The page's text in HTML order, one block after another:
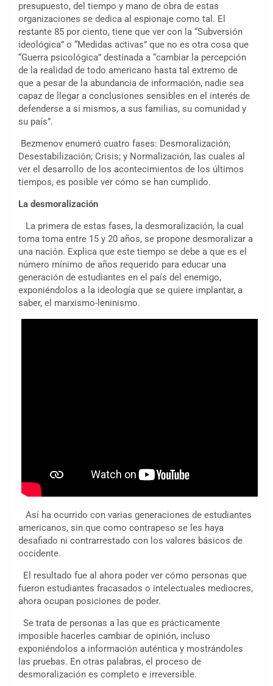
presupuesto, del tiempo y mano de obra de estas
organizaciones se dedica al espionaje como tal. El
restante 85 por ciento, tiene que ver con la “Subversión
ideológica” o “Medidas activas” que no es otra cosa que
“Guerra psicológica” destinada a “cambiar la percepción
de la realidad de todo americano hasta tal extremo de
que a pesar de la abundancia de información, nadie sea
capaz de llegar a conclusiones sensibles en el interés de
defenderse a sí mismos, a sus familias, su comunidad y
su país”.
Bezmenov enumeró cuatro fases: Desmoralización;
Desestabilización; Crisis; y Normalización, las cuales al
ver el desarrollo de los acontecimientos de los últimos
tiempos, es posible ver cómo se han cumplido.
La desmoralización
La primera de estas fases, la desmoralización, la cual
toma toma entre 15 y 20 años, se propone desmoralizar a
una nación. Explica que este tiempo se debe a que es el
número mínimo de años requerido para educar una
generación de estudiantes en el país del enemigo,
exponiéndolos a la ideología que se quiere implantar, a
saber, el marxismo-leninismo.
Así ha ocurrido con varias generaciones de estudiantes
americanos, sin que como contrapeso se les haya
desafiado ni contrarrestado con los valores básicos de
occidente.
El resultado fue al ahora poder ver cómo personas que
fueron estudiantes fracasados o intelectuales mediocres,
ahora ocupan posiciones de poder.
Se trata de personas a las que es prácticamente
imposible hacerles cambiar de opinión, incluso
exponiéndolos a información auténtica y mostrándoles
las pruebas. En otras palabras, el proceso de
desmoralización es completo e irreversible.